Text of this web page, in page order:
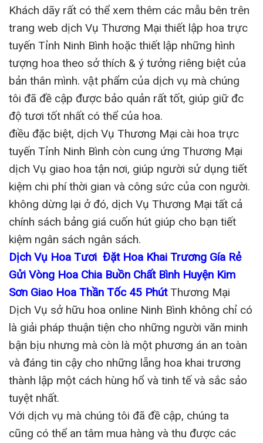
Khách dãy rất có thể xem thêm các mẫu bên trên
trang web dịch Vụ Thương Mại thiết lập hoa trực
tuyến Tỉnh Ninh Bình hoặc thiết lập những hình
tượng hoa theo sở thích & ý tưởng riêng biệt của
bản thân mình. vật phẩm của dịch vụ mà chúng
tôi đã đề cập được bảo quản rất tốt, giúp giữ đc
độ tươi tốt nhất có thể của hoa.
điều đặc biệt, dịch Vụ Thương Mại cài hoa trực
tuyến Tỉnh Ninh Bình còn cung ứng Thương Mại
dịch Vụ giao hoa tận nơi, giúp người sử dụng tiết
kiệm chi phí thời gian và công sức của con người.
không dừng lại ở đó, dịch Vụ Thương Mại tất cả
chính sách bảng giá cuốn hút giúp cho bạn tiết
kiệm ngân sách ngân sách.
Dịch Vụ Hoa Tươi Đặt Hoa Khai Trương Gía Rẻ
Gửi Vòng Hoa Chia Buồn Chất Bình Huyện Kim
Sơn Giao Hoa Thần Tốc 45 PhútThương Mại
Dịch Vụ sở hữu hoa online Ninh Bình không chỉ có
là giải pháp thuận tiện cho những người văn minh
bận bịu nhưng mà còn là một phương án an toàn
và đáng tin cậy cho những lẵng hoa khai trương
thành lập một cách hùng hổ và tinh tế và sắc sảo
tuyệt nhất.
Với dịch vụ mà chúng tôi đã đề cập, chúng ta
cũng có thể an tâm mua hàng và thu được các